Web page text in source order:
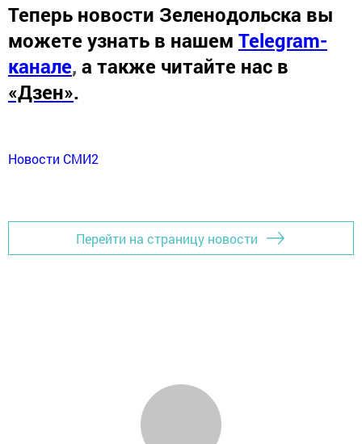
Теперь новости Зеленодольска вы
можете узнать в нашем Telegram-
канале, а также читайте нас в
«Дзен».
Новости СМИ2
Перейти на страницу новости